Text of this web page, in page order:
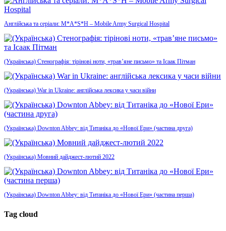
Англійська та серіали: M*A*S*H – Mobile Army Surgical Hospital
(Українська) Стенографія: тірінові ноти, «трав’яне письмо» та Ісаак Пітман
(Українська) War in Ukraine: англійська лексика у часи війни
(Українська) Downton Abbey: від Титаніка до «Нової Ери» (частина друга)
(Українська) Мовний дайджест-лютий 2022
(Українська) Downton Abbey: від Титаніка до «Нової Ери» (частина перша)
Tag cloud